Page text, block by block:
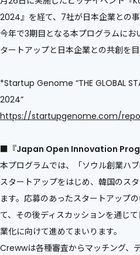
2024』を経て、7社が日本企業との
今年で3期目となる本プログラムに
タートアップと日本企業との共創を目
*Startup Genome “THE GLOBAL
2024”
https://startupgenome.com/
■『Japan Open Innovation
本プログラムでは、「ソウル創業ハ
スタートアップをはじめ、韓国のス
ます。応募のあったスタートアップ
て、その後ディスカッションを通じ
業化に向けて進めてまいります。
Crewwは各種審査からマッチング、